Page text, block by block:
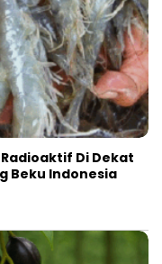
Di Dekat
Beku Indonesia